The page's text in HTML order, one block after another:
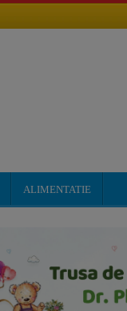
ALIMENTATIE